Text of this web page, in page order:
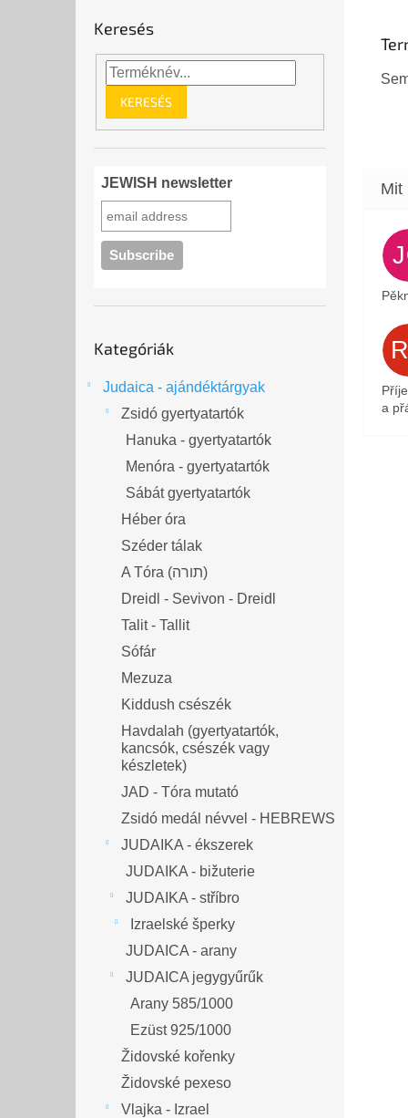
Keresés
KERESÉS
JEWISH newsletter
átugrása
Kategóriák
Judaica - ajándéktárgyak
Zsidó gyertyatartók
Hanuka - gyertyatartók
Menóra - gyertyatartók
Sábát gyertyatartók
Héber óra
Széder tálak
A Tóra (תורה)
Dreidl - Sevivon - Dreidl
Talit - Tallit
Sófár
Mezuza
Kiddush csészék
Havdalah (gyertyatartók,
kancsók, csészék vagy
készletek)
JAD - Tóra mutató
Zsidó medál névvel - HEBREWS
JUDAIKA - ékszerek
JUDAIKA - bižuterie
JUDAIKA - stříbro
Izraelské šperky
JUDAICA - arany
JUDAICA jegygyűrűk
Arany 585/1000
Ezüst 925/1000
Židovské kořenky
Židovské pexeso
Vlajka - Izrael
a